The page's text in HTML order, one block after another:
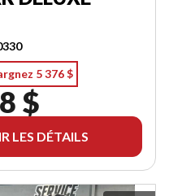
5 376 $
$
LES DÉTAILS